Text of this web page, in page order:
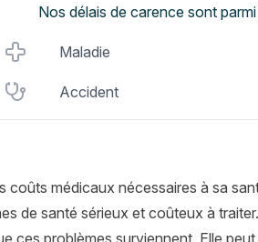
Nos délais de carence sont parmi
Maladie
Accident
médicaux nécessaires à sa
de santé sérieux et coûteux à
problèmes surviennent. Elle